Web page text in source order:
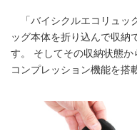
「バイシクルエコリュッ
ッグ本体を折り込んで収納
す。 そしてその収納状態
コンプレッション機能を搭